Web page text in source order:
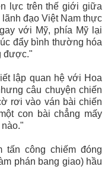
lực trên thế giới giữa
đạo Việt Nam thực
với Mỹ, phía Mỹ lại
đẩy bình thường hóa
được."
lập quan hệ với Hoa
câu chuyện chiến
rơi vào ván bài chiến
con bài chẳng mấy
tấn công chiếm đóng
phán bang giao) hầu